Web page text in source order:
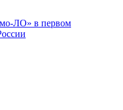
ЛО» в первом